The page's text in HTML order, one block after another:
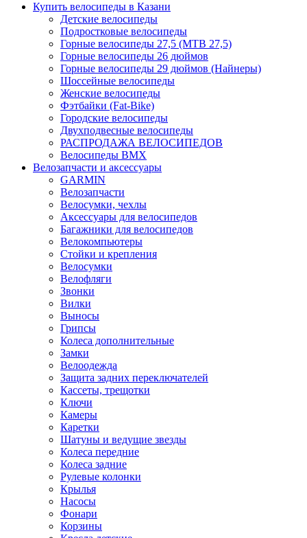
Купить велосипеды в Казани
Детские велосипеды
Подростковые велосипеды
Горные велосипеды 27,5 (MTB 27,5)
Горные велосипеды 26 дюймов
Горные велосипеды 29 дюймов (Найнеры)
Шоссейные велосипеды
Женские велосипеды
Фэтбайки (Fat-Bike)
Городские велосипеды
Двухподвесные велосипеды
РАСПРОДАЖА ВЕЛОСИПЕДОВ
Велосипеды BMX
Велозапчасти и аксессуары
GARMIN
Велозапчасти
Велосумки, чехлы
Аксессуары для велосипедов
Багажники для велосипедов
Велокомпьютеры
Стойки и крепления
Велосумки
Велофляги
Звонки
Вилки
Выносы
Грипсы
Колеса дополнительные
Замки
Велоодежда
Защита задних переключателей
Кассеты, трещотки
Ключи
Камеры
Каретки
Шатуны и ведущие звезды
Колеса передние
Колеса задние
Рулевые колонки
Крылья
Насосы
Фонари
Корзины